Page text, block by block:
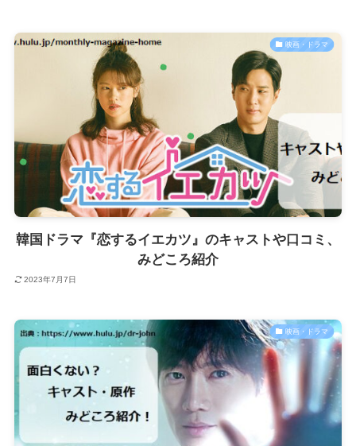
映画・ドラマ
韓国ドラマ『恋するイエカツ』のキャストや口コミ、
みどころ紹介
2023年7月7日
映画・ドラマ